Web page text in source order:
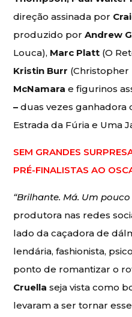
direção assinada por
produzido porAndrew
Louca), Marc Platt (O
Kristin Burr (Christopher
McNamarae figurinos
–duas vezes ganhadora
Estrada da Fúria e Uma
SEM GRANDES
PRÉ-FINALISTAS AO
“Brilhante. Má. Um
produtora nas redes
lado da caçadora de
lendária, fashionista,
ponto de romantizar o
Cruella seja vista como
levaram a ser tornar